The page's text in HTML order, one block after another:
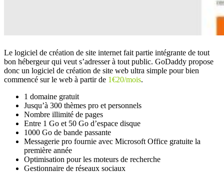
Le logiciel de création de site internet fait partie intégrante de tout
bon hébergeur qui veut s’adresser à tout public. GoDaddy propose
donc un logiciel de création de site web ultra simple pour bien
commencé sur le web à partir de 1€20/mois.
1 domaine gratuit
Jusqu’à 300 thèmes pro et personnels
Nombre illimité de pages
Entre 1 Go et 50 Go d’espace disque
1000 Go de bande passante
Messagerie pro fournie avec Microsoft Office gratuite la
première année
Optimisation pour les moteurs de recherche
Gestionnaire de réseaux sociaux